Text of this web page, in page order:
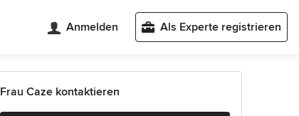
Anmelden Als Experte registrieren
Frau Caze kontaktieren